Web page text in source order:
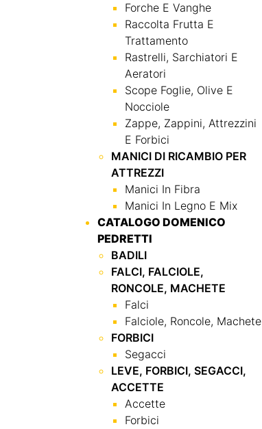
Forche E Vanghe
Raccolta Frutta E
Trattamento
Rastrelli, Sarchiatori E
Aeratori
Scope Foglie, Olive E
Nocciole
Zappe, Zappini, Attrezzini
E Forbici
MANICI DI RICAMBIO PER
ATTREZZI
Manici In Fibra
Manici In Legno E Mix
CATALOGO DOMENICO
PEDRETTI
BADILI
FALCI, FALCIOLE,
RONCOLE, MACHETE
Falci
Falciole, Roncole, Machete
FORBICI
Segacci
LEVE, FORBICI, SEGACCI,
ACCETTE
Accette
Forbici